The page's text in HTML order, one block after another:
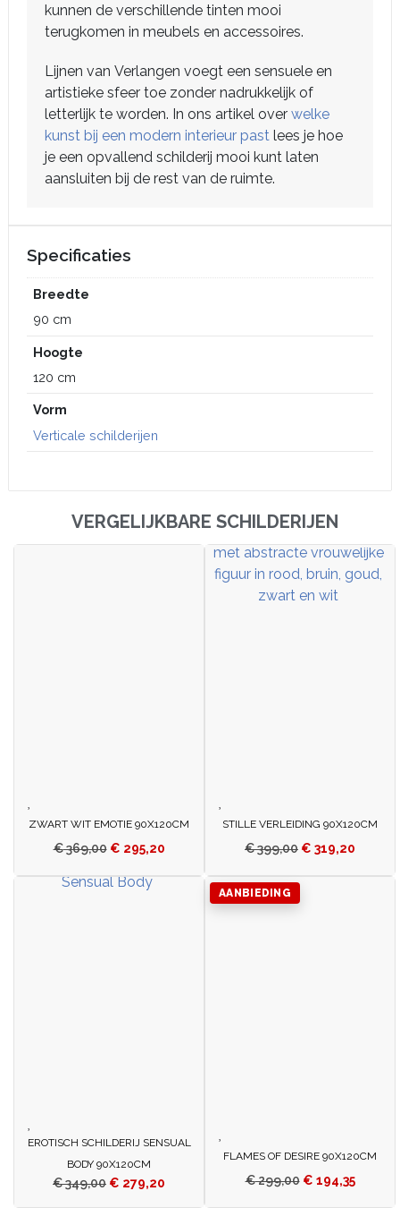
kunnen de verschillende tinten mooi
terugkomen in meubels en accessoires.
Lijnen van Verlangen voegt een sensuele en
artistieke sfeer toe zonder nadrukkelijk of
letterlijk te worden. In ons artikel over welke
kunst bij een modern interieur past lees je hoe
je een opvallend schilderij mooi kunt laten
aansluiten bij de rest van de ruimte.
Specificaties
Breedte
90 cm
Hoogte
120 cm
Vorm
Verticale schilderijen
VERGELIJKBARE SCHILDERIJEN
ZWART WIT EMOTIE 90X120CM
€369,00 € 295,20
STILLE VERLEIDING 90X120CM
€399,00 € 319,20
EROTISCH SCHILDERIJ SENSUAL
BODY 90X120CM
€349,00 € 279,20
AANBIEDING
FLAMES OF DESIRE 90X120CM
€299,00 € 194,35